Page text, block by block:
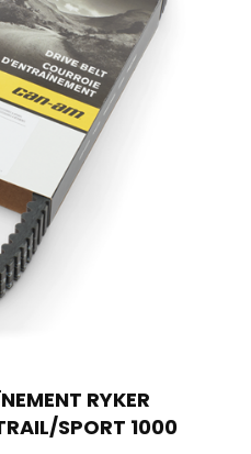
RYKER
SPORT 1000